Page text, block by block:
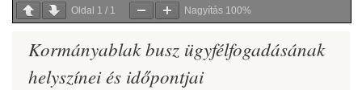
Oldal 1 / 1 Nagyítás 100%
Kormányablak busz ügyfélfogadásának
helyszínei és időpontjai